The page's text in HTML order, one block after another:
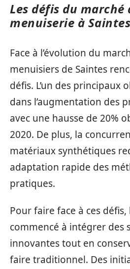
Les défis du marché
menuiserie à Saintes
Face à l’évolution du
menuisiers de Saintes
défis. L’un des principaux
dans l’augmentation des
avec une hausse de 20%
2020. De plus, la
matériaux synthétiques
adaptation rapide des
pratiques.
Pour faire face à ces
commencé à intégrer des
innovantes tout en
faire traditionnel. Des